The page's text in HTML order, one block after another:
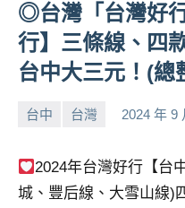
路、
旅
遊
節
來
News
金
◎台灣「台灣好
行】三條線、四
台中大三元！(總
台中 台灣 2024 年 9
小
No
2024年台灣好行【台
城、豐后線、大雪山線)